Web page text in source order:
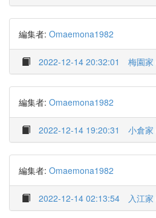
編集者: Omaemona1982
2022-12-14 20:32:01 梅園家
編集者: Omaemona1982
2022-12-14 19:20:31 小倉家
編集者: Omaemona1982
2022-12-14 02:13:54 入江家